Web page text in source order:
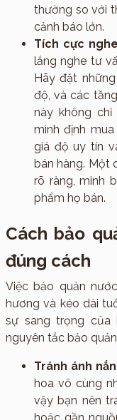
thường so với
cảnh báo lớn.
Tích cực
lắng nghe tư
Hãy đặt
độ, và các
này không
mình định
giá độ uy tín
bán hàng. Một
rõ ràng, minh
phẩm họ bán.
Cách bảo
đúng cách
Việc bảo quản
hương và kéo dài
sự sang trọng của
nguyên tắc bảo
Tránh ánh
hoa vô cùng
vậy bạn nên